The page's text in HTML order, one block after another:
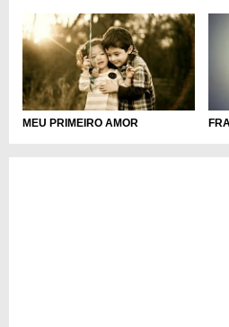
MEU PRIMEIRO AMOR